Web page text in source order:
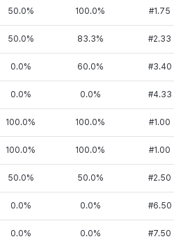
50.0% 100.0% #1.75
50.0% 83.3% #2.33
0.0% 60.0% #3.40
0.0% 0.0% #4.33
100.0% 100.0% #1.00
100.0% 100.0% #1.00
50.0% 50.0% #2.50
0.0% 0.0% #6.50
0.0% 0.0% #7.50